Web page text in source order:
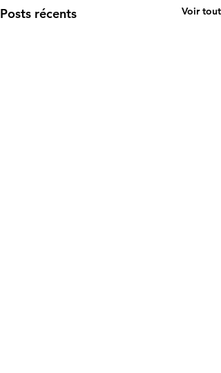
Posts récents Voir tout